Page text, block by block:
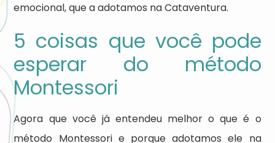
emocional, que a adotamos na Cataventura.
5 coisas que você pode
esperar do método
Montessori
Agora que você já entendeu melhor o que é o
método Montessori e porque adotamos ele na